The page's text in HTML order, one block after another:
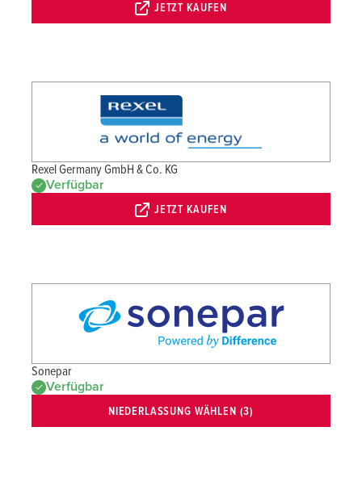
JETZT KAUFEN
Rexel Germany GmbH & Co. KG
Verfügbar
JETZT KAUFEN
Sonepar
Verfügbar
NIEDERLASSUNG WÄHLEN (3)